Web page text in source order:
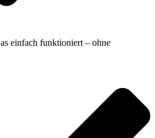
einfach funktioniert – ohne